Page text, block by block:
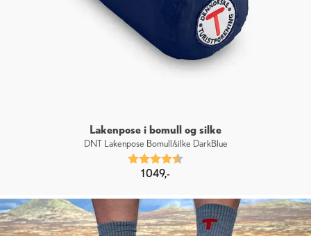
Lakenpose i bomull og silke
DNT Lakenpose Bomull/silke DarkBlue
Karakter:
1 049,-